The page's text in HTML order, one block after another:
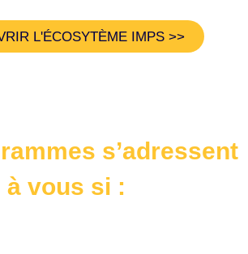
L'ÉCOSYTÈME IMPS >>
s’adressent
à vous si :